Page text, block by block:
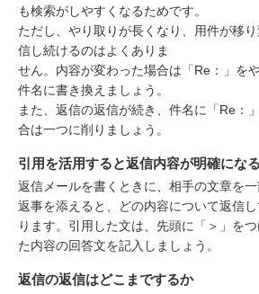
も検索がしやすくなるためです。
ただし、やり取りが長くなり、用件が移
信し続けるのはよくありま
せん。内容が変わった場合は「Re：」を
件名に書き換えましょう。
また、返信の返信が続き、件名に「Re：
合は一つに削りましょう。
引用を活用すると返信内容が明確になる
返信メールを書くときに、相手の文章を
返事を添えると、どの内容について返信
ります。引用した文は、先頭に「＞」を
た内容の回答文を記入しましょう。
返信の返信はどこまでするか